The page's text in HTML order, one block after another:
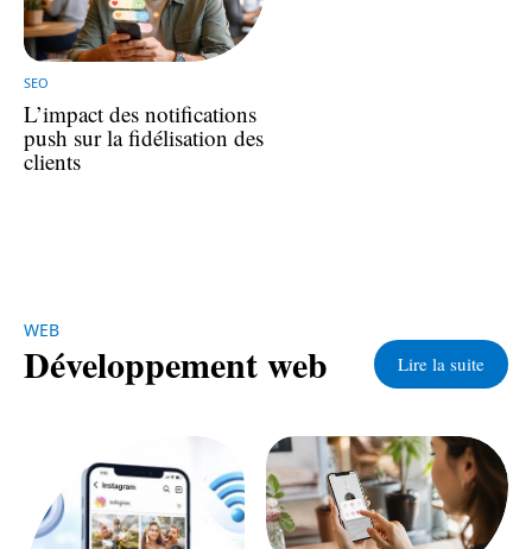
SEO
L’impact des notifications
push sur la fidélisation des
clients
WEB
Développement web Lire la suite